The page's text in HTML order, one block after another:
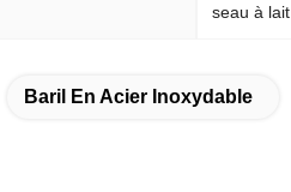
seau à lait
Baril En Acier Inoxydable